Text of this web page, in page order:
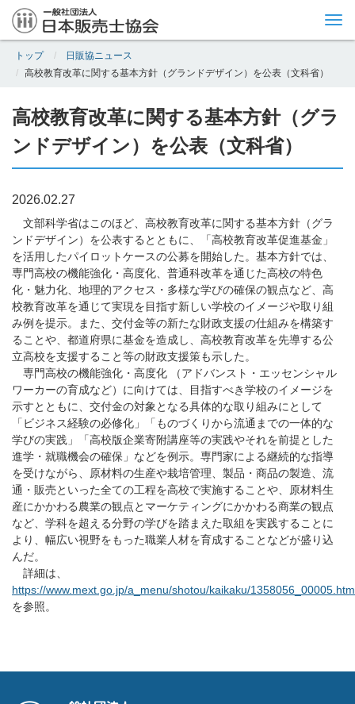
トップ
日販協ニュース
高校教育改革に関する基本方針（グランドデザイン）を公表（文科省）
高校教育改革に関する基本方針（グラ
ンドデザイン）を公表（文科省）
2026.02.27
文部科学省はこのほど、高校教育改革に関する基本方針（グラ
ンドデザイン）を公表するとともに、「高校教育改革促進基金」
を活用したパイロットケースの公募を開始した。基本方針では、
専門高校の機能強化・高度化、普通科改革を通じた高校の特色
化・魅力化、地理的アクセス・多様な学びの確保の観点など、高
校教育改革を通じて実現を目指す新しい学校のイメージや取り組
み例を提示。また、交付金等の新たな財政支援の仕組みを構築す
ることや、都道府県に基金を造成し、高校教育改革を先導する公
立高校を支援すること等の財政支援策も示した。
専門高校の機能強化・高度化 （アドバンスト・エッセンシャル
ワーカーの育成など）に向けては、目指すべき学校のイメージを
示すとともに、交付金の対象となる具体的な取り組みにとして
「ビジネス経験の必修化」「ものづくりから流通までの一体的な
学びの実践」「高校版企業寄附講座等の実践やそれを前提とした
進学・就職機会の確保」などを例示。専門家による継続的な指導
を受けながら、原材料の生産や栽培管理、製品・商品の製造、流
通・販売といった全ての工程を高校で実施することや、原材料生
産にかかわる農業の観点とマーケティングにかかわる商業の観点
など、学科を超える分野の学びを踏まえた取組を実践することに
より、幅広い視野をもった職業人材を育成することなどが盛り込
んだ。
詳細は、
https://www.mext.go.jp/a_menu/shotou/kaikaku/1358056_00005.htm
を参照。